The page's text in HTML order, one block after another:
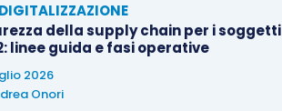
della supply chain per i soggetti
linee guida e fasi operative
2026
Onori